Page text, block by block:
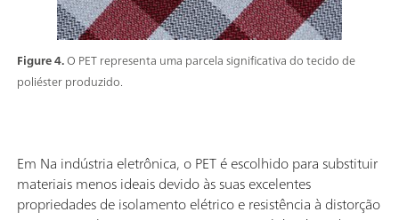
Figure 4.O PET representa uma parcela significativa do tecido de
poliéster produzido.
Em Na indústria eletrônica, o PET é escolhido para substituir
materiais menos ideais devido às suas excelentes
propriedades de isolamento elétrico e resistência à distorção